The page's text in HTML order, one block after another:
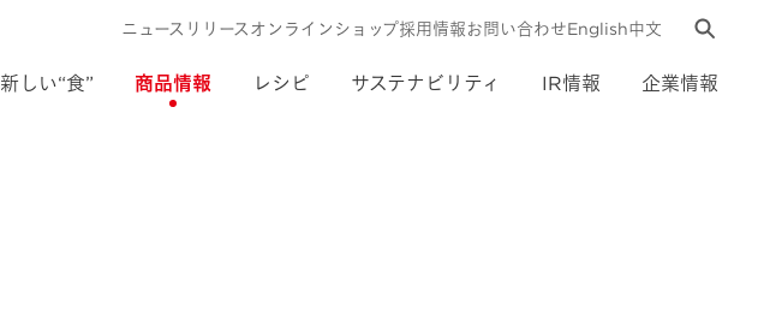
新しい“食” 商品情報 レシピ サステナビリティ IR情報 企業情報
ニュースリリースオンラインショップ採用情報お問い合わせEnglish中文